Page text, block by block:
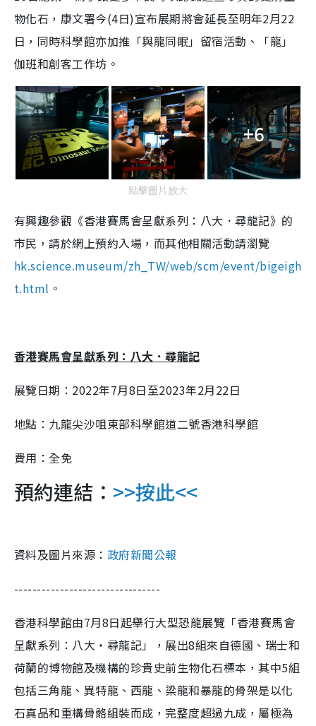
物化石，康文署今(4日)宣布展期將會延長至明年2月22
日，同時科學館亦加推「與龍同眠」留宿活動、「龍」
伽班和創客工作坊。
+6
點擊圖片放大
有興趣參觀《香港賽馬會呈獻系列：八大．尋龍記》的
市民，請於網上預約入場，而其他相關活動請瀏覽
hk.science.museum/zh_TW/web/scm/event/bigeigh
t.html 。
香港賽馬會呈獻系列：八大．尋龍記
展覽日期： 2022年7月8日至2023年2月22日
地點：九龍尖沙咀東部科學館道二號香港科學館
費用：全免
預約連結： >>按此<<
資料及圖片來源： 政府新聞公報
--------------------------------
香港科學館由7月8日起舉行大型恐龍展覽「香港賽馬會
呈獻系列：八大‧尋龍記」，展出8組來自德國、瑞士和
荷蘭的博物館及機構的珍貴史前生物化石標本，其中5組
包括三角龍、異特龍、西龍、梁龍和暴龍的骨架是以化
石真品和重構骨骼組裝而成，完整度超過九成，屬極為